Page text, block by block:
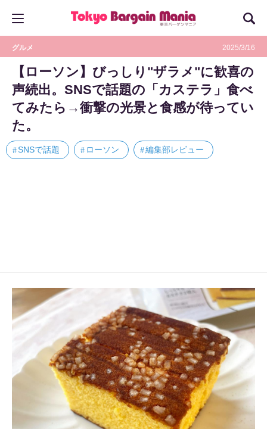
グルメ 2025/3/16
【ローソン】びっしり"ザラメ"に歓喜の
声続出。SNSで話題の「カステラ」食べ
てみたら→衝撃の光景と食感が待ってい
た。
SNSで話題 ローソン 編集部レビュー